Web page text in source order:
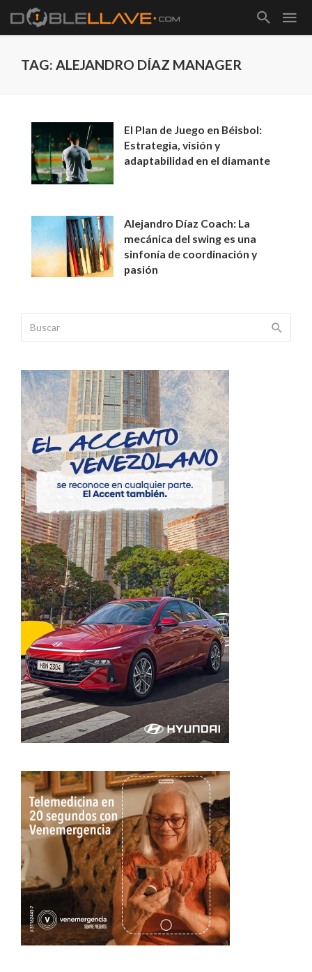
TAG: ALEJANDRO DÍAZ MANAGER
El Plan de Juego en Béisbol:
Estrategia, visión y
adaptabilidad en el diamante
Alejandro Díaz Coach: La
mecánica del swing es una
sinfonía de coordinación y
pasión